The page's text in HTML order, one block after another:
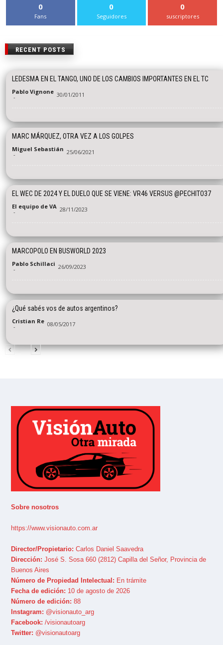
0
Fans
0
Seguidores
0
suscriptores
RECENT POSTS
LEDESMA EN EL TANGO, UNO DE LOS CAMBIOS IMPORTANTES EN EL TC
Pablo Vignone
- 30/01/2011
MARC MÁRQUEZ, OTRA VEZ A LOS GOLPES
Miguel Sebastián
- 25/06/2021
EL WEC DE 2024 Y EL DUELO QUE SE VIENE: VR46 VERSUS @PECHITO37
El equipo de VA
- 28/11/2023
MARCOPOLO EN BUSWORLD 2023
Pablo Schillaci
- 26/09/2023
¿Qué sabés vos de autos argentinos?
Cristian Re
- 08/05/2017
Sobre nosotros
https://www.visionauto.com.ar
Director/Propietario: Carlos Daniel Saavedra
Dirección: José S. Sosa 660 (2812) Capilla del Señor, Provincia de
Buenos Aires
Número de Propiedad Intelectual: En trámite
Fecha de edición: 10 de agosto de 2026
Número de edición: 88
Instagram: @visionauto_arg
Facebook: /visionautoarg
Twitter: @visionautoarg